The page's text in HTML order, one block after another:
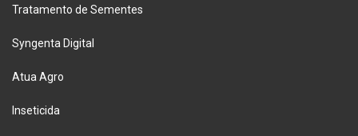
Tratamento de Sementes
Syngenta Digital
Atua Agro
Inseticida